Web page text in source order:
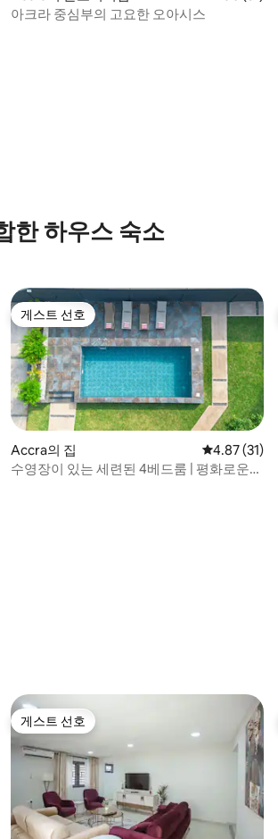
만점), 후기 122개
아크라 중심부의 고요한 오아시스
한 하우스 숙소
(5점 만점), 후기 7개
게스트 선호
게스트 선호
Accra의 집 평점 4.87점
4.87 (31)
수영장이 있는 세련된 4베드룸 | 평화로운
게스트 선호
게스트 선호